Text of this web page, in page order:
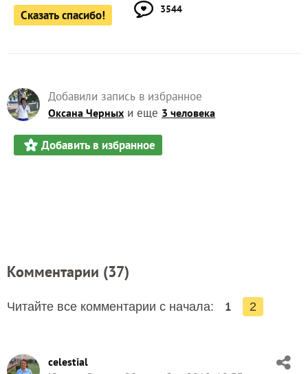
Сказать спасибо! 3544
Добавили запись в избранное
Оксана Черных и еще 3 человека
Добавить в избранное
Комментарии (37)
Читайте все комментарии с начала: 1 2
celestial